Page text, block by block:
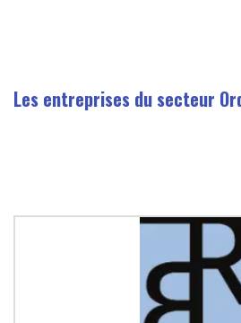
Les entreprises du secteur